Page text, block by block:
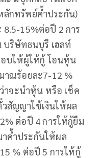
กทรัพย์ค้ำประกัน)
15%ต่อปี 2 การ
บริษัทธนบุรี เฮลท์
บให้ผู้ให้กู้ โอนหุ้น
ณร้อยละ7-12 %
าจะนำหุ้น หรือ เช็ค
สัญญาใช้เงินให้ผล
ต่อปี 4 การให้กู้ยืม
ค้ำประกันให้ผล
% ต่อปี 5 การให้กู้